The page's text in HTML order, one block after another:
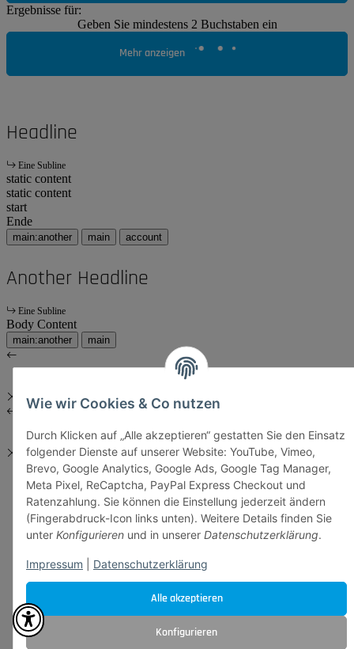
Alle akzeptieren
Konfigurieren
Wie wir Cookies & Co nutzen
Durch Klicken auf „Alle akzeptieren“ gestatten Sie den Einsatz
folgender Dienste auf unserer Website: YouTube, Vimeo,
Brevo, Google Analytics, Google Ads, Google Tag Manager,
Meta Pixel, ReCaptcha, PayPal Express Checkout und
Ratenzahlung. Sie können die Einstellung jederzeit ändern
(Fingerabdruck-Icon links unten). Weitere Details finden Sie
unter Konfigurieren und in unserer Datenschutzerklärung.
Impressum Datenschutzerklärung
Ergebnisse für:
Geben Sie mindestens 2 Buchstaben ein
Mehr anzeigen
Headline
Eine Subline
static content
static content
start
Ende
main:another main account
Another Headline
Eine Subline
Body Content
main:another main